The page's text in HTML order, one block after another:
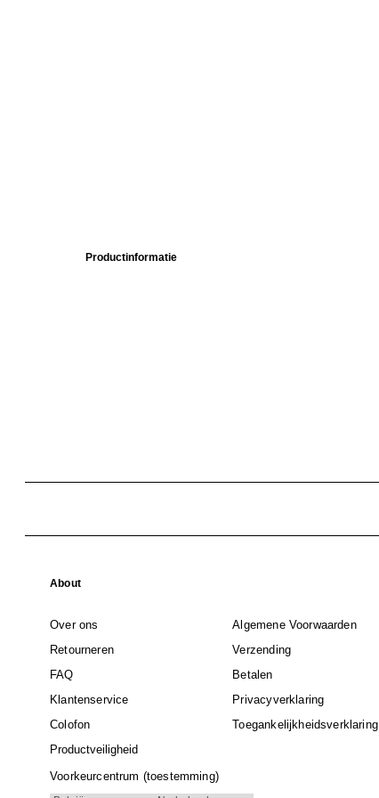
Productinformatie
About
Over ons
Algemene Voorwaarden
Retourneren
Verzending
FAQ
Betalen
Klantenservice
Privacyverklaring
Colofon
Toegankelijkheidsverklaring
Productveiligheid
Voorkeurcentrum (toestemming)